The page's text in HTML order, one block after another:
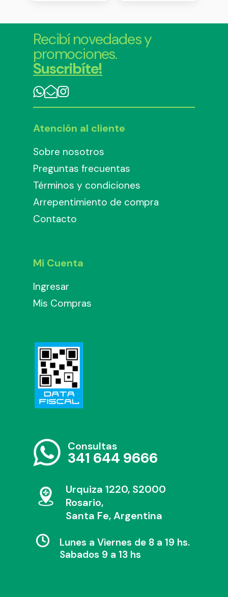
Recibí novedades y
promociones.
Suscribíte!
Atención al cliente
Sobre nosotros
Preguntas frecuentas
Términos y condiciones
Arrepentimiento de compra
Contacto
Mi Cuenta
Ingresar
Mis Compras
Consultas
341 644 9666
Urquiza 1220, S2000
Rosario,
Santa Fe, Argentina
Lunes a Viernes de 8 a 19 hs.
Sabados 9 a 13 hs